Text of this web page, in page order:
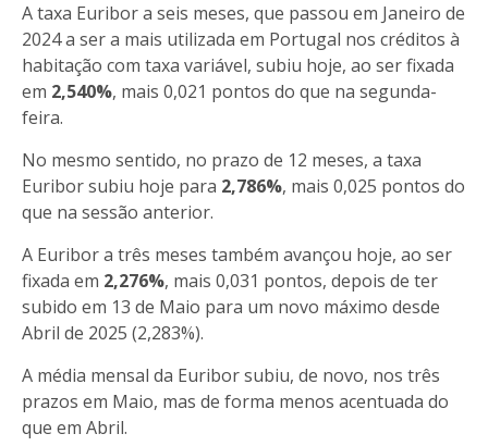
A taxa Euribor a seis meses, que passou em Janeiro de
2024 a ser a mais utilizada em Portugal nos créditos à
habitação com taxa variável, subiu hoje, ao ser fixada
em 2,540%, mais 0,021 pontos do que na segunda-
feira.
No mesmo sentido, no prazo de 12 meses, a taxa
Euribor subiu hoje para 2,786%, mais 0,025 pontos do
que na sessão anterior.
A Euribor a três meses também avançou hoje, ao ser
fixada em 2,276%, mais 0,031 pontos, depois de ter
subido em 13 de Maio para um novo máximo desde
Abril de 2025 (2,283%).
A média mensal da Euribor subiu, de novo, nos três
prazos em Maio, mas de forma menos acentuada do
que em Abril.